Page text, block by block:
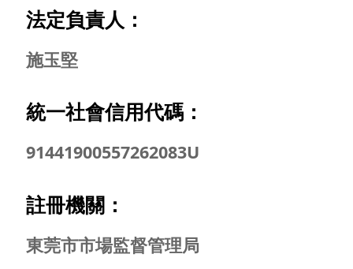
法定負責人：
施玉堅
統一社會信用代碼：
91441900557262083U
註冊機關：
東莞市市場監督管理局